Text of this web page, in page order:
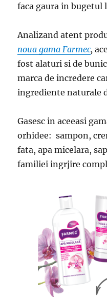
faca gaura in bugetul
Analizand atent
noua gama Farmec,
fost alaturi si de
marca de incredere
ingrediente naturale
Gasesc in aceeasi
orhidee: sampon,
fata, apa micelara,
familiei ingrjire